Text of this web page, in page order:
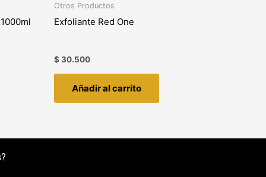
Otros Productos
Exfoliante Red One
$30.500
Añadir al carrito